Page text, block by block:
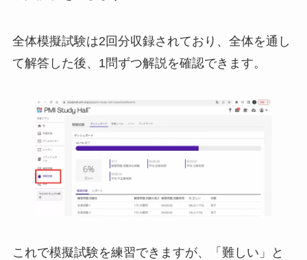
全体模擬試験は2回分収録されており、全体を通し
て解答した後、1問ずつ解説を確認できます。
これで模擬試験を練習できますが、「難しい」と